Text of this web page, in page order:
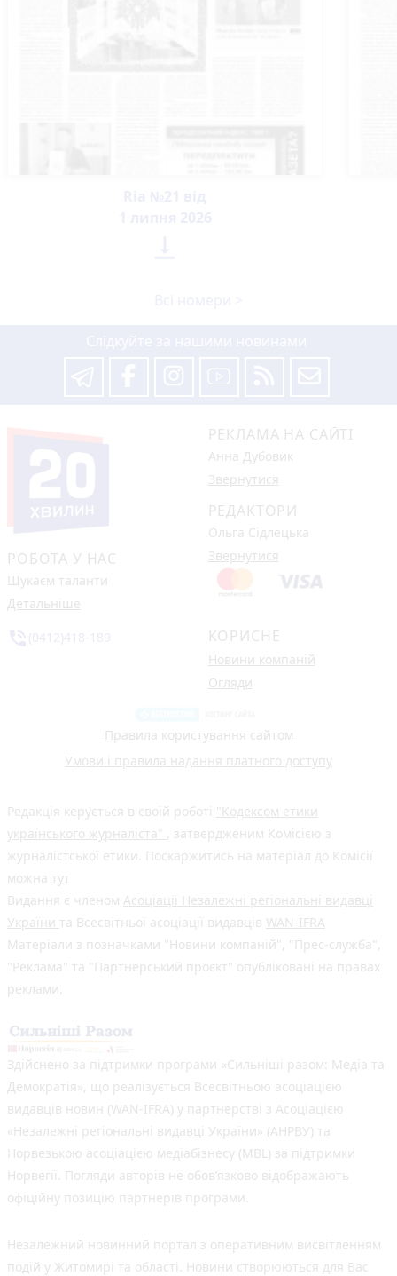
РОБОТА У НАС
Шукаєм таланти
Детальніше
РЕКЛАМА НА САЙТІ
Анна Дубовик
Звернутися
РЕДАКТОРИ
Ольга Сідлецька
Звернутися
КОРИСНЕ
Новини компаній
Огляди
Правила користування сайтом
Умови і правила надання платного доступу
Редакція керується в своїй роботі "Кодексом етики
українського журналіста"
, затвердженим Комісією з
журналістської етики. Поскаржитись на матеріал до Комісії
можна тут
Видання є членом Асоціації Незалежні регіональні видавці
України та Всесвітньої асоціації видавців WAN-IFRA
Матеріали з позначками "Новини компаній", "Прес-служба",
"Реклама" та "Партнерський проєкт" опубліковані на правах
реклами.
Здійснено за підтримки програми «Сильніші разом: Медіа та
Демократія», що реалізується Всесвітньою асоціацією
видавців новин (WAN-IFRA) у партнерстві з Асоціацією
«Незалежні регіональні видавці України» (АНРВУ) та
Норвезькою асоціацією медіабізнесу (MBL) за підтримки
Норвегії. Погляди авторів не обов’язково відображають
офіційну позицію партнерів програми.
Незалежний новинний портал з оперативним висвітленням
подій у Житомирі та області. Новини створюються для Вас